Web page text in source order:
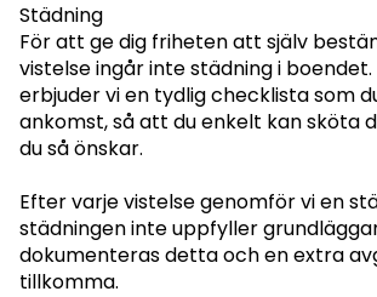
Städning
För att ge dig friheten att själv
vistelse ingår inte städning i
erbjuder vi en tydlig checklista som
ankomst, så att du enkelt kan sköta
du så önskar.
Efter varje vistelse genomför vi en
städningen inte uppfyller
dokumenteras detta och en extra
tillkomma.